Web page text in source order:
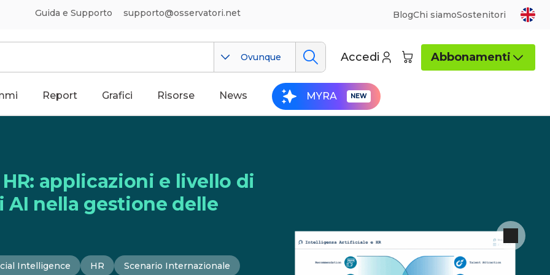
Guida e Supporto supporto@osservatori.net BlogChi siamoSostenitori
Ovunque Accedi Abbonamenti
Report Grafici Risorse News MYRA
applicazioni e livello di
nella gestione delle
Intelligence HR Scenario Internazionale